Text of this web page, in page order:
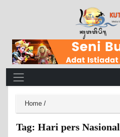
Main Navigation
Home /
Tag: Hari pers Nasional